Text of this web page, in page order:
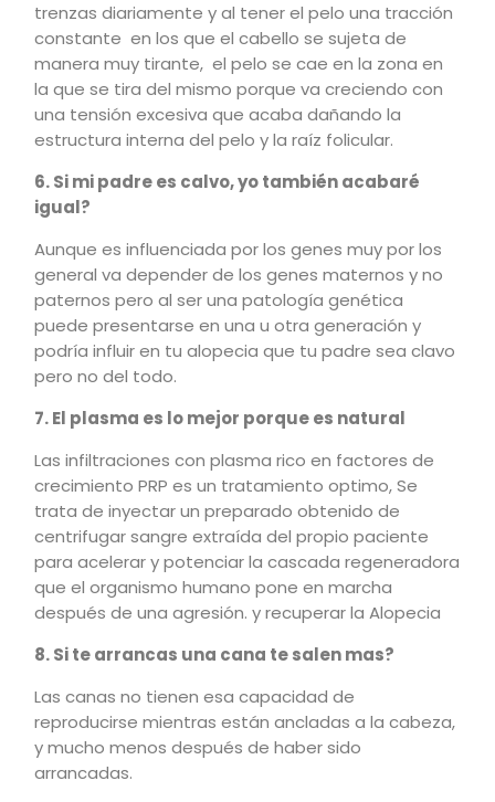
trenzas diariamente y al tener el pelo una tracción
constante en los que el cabello se sujeta de
manera muy tirante, el pelo se cae en la zona en
la que se tira del mismo porque va creciendo con
una tensión excesiva que acaba dañando la
estructura interna del pelo y la raíz folicular.
6. Si mi padre es calvo, yo también acabaré
igual?
Aunque es influenciada por los genes muy por los
general va depender de los genes maternos y no
paternos pero al ser una patología genética
puede presentarse en una u otra generación y
podría influir en tu alopecia que tu padre sea clavo
pero no del todo.
7. El plasma es lo mejor porque es natural
Las infiltraciones con plasma rico en factores de
crecimiento PRP es un tratamiento optimo, Se
trata de inyectar un preparado obtenido de
centrifugar sangre extraída del propio paciente
para acelerar y potenciar la cascada regeneradora
que el organismo humano pone en marcha
después de una agresión. y recuperar la Alopecia
8. Si te arrancas una cana te salen mas?
Las canas no tienen esa capacidad de
reproducirse mientras están ancladas a la cabeza,
y mucho menos después de haber sido
arrancadas.